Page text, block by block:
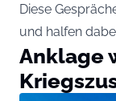
Diese
und halfen
Anklage